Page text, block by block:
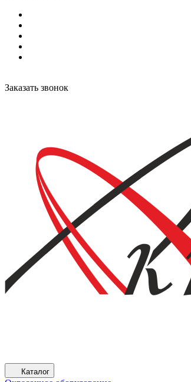
Заказать звонок
Каталог